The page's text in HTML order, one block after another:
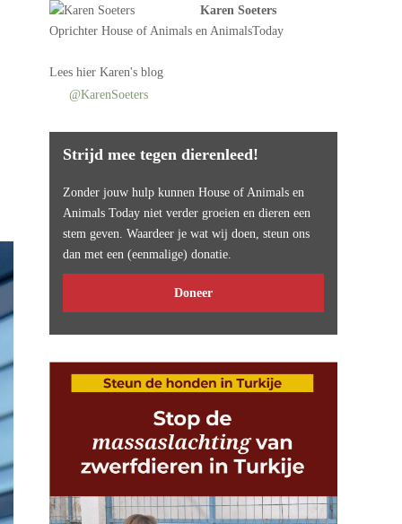
Karen Soeters
OprichterHouse of Animals en AnimalsToday
Leeshier Karen's blog
@KarenSoeters
Strijd mee tegen dierenleed!
Zonder jouw hulp kunnen House of Animals en
Animals Today niet verder groeien en dieren een
stem geven. Waardeer je wat wij doen, steun ons
dan met een (eenmalige) donatie.
Doneer